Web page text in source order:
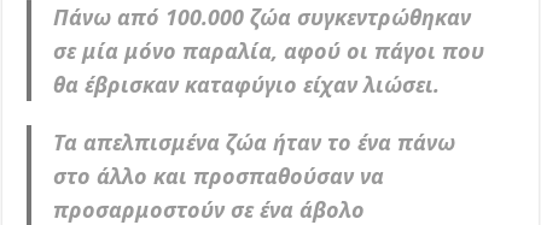
Πάνω από 100.000 ζώα συγκεντρώθηκαν
σε μία μόνο παραλία, αφού οι πάγοι που
θα έβρισκαν καταφύγιο είχαν λιώσει.
Τα απελπισμένα ζώα ήταν το ένα πάνω
στο άλλο και προσπαθούσαν να
προσαρμοστούν σε ένα άβολο